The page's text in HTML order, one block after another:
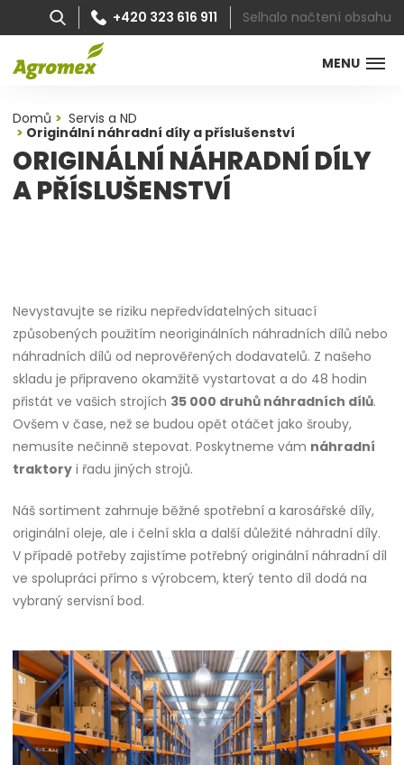
MENU
+420 323 616 911 Selhalo načtení obsahu
Domů
Servis a ND
Originální náhradní díly a příslušenství
ORIGINÁLNÍ NÁHRADNÍ DÍLY
A PŘÍSLUŠENSTVÍ
Nevystavujte se riziku nepředvídatelných situací
způsobených použitím neoriginálních náhradních dílů nebo
náhradních dílů od neprověřených dodavatelů. Z našeho
skladu je připraveno okamžitě vystartovat a do 48 hodin
přistát ve vašich strojích 35 000 druhů náhradních dílů.
Ovšem v čase, než se budou opět otáčet jako šrouby,
nemusíte nečinně stepovat. Poskytneme vám náhradní
traktory i řadu jiných strojů.
Náš sortiment zahrnuje běžné spotřební a karosářské díly,
originální oleje, ale i čelní skla a další důležité náhradní díly.
V případě potřeby zajistíme potřebný originální náhradní díl
ve spolupráci přímo s výrobcem, který tento díl dodá na
vybraný servisní bod.